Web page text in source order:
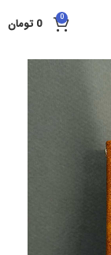
0
0 تومان